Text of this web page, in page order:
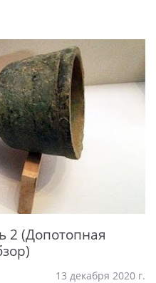
2 (Допотопная
13 декабря 2020 г.